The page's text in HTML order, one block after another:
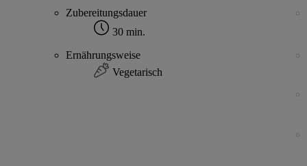
Zubereitungsdauer
30 min.
Ernährungsweise
Vegetarisch